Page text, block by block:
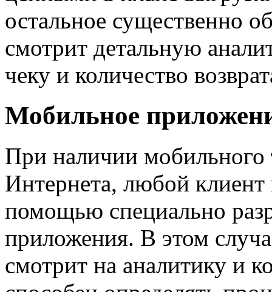
остальное существенно
смотрит детальную
чеку и количество
Мобильное
При наличии мобильного
Интернета, любой
помощью специально
приложения. В этом
смотрит на аналитику и